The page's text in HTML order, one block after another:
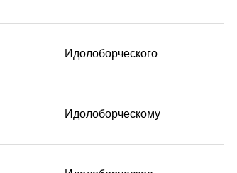
Идолоборческого
Идолоборческому